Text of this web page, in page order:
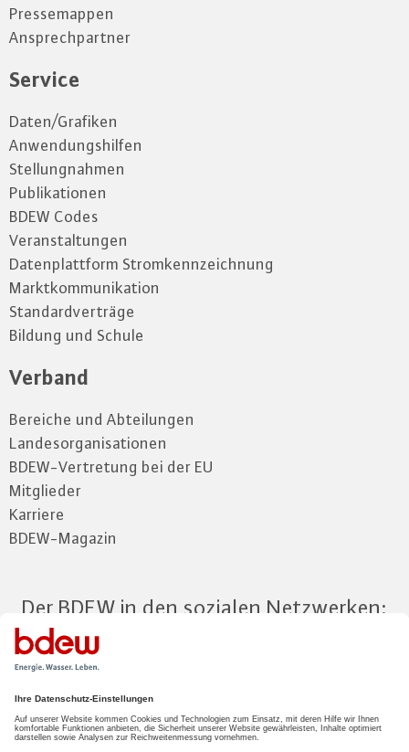
Pressemappen
Ansprechpartner
Service
Daten/Grafiken
Anwendungshilfen
Stellungnahmen
Publikationen
BDEW Codes
Veranstaltungen
Datenplattform Stromkennzeichnung
Marktkommunikation
Standardverträge
Bildung und Schule
Verband
Bereiche und Abteilungen
Landesorganisationen
BDEW-Vertretung bei der EU
Mitglieder
Karriere
BDEW-Magazin
Der BDEW in den sozialen Netzwerken:
Zum Mitgliederbereich